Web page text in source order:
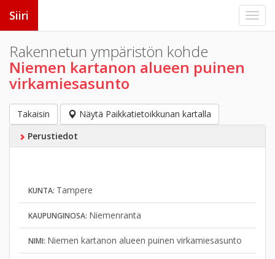
Siiri
Rakennetun ympäristön kohde
Niemen kartanon alueen puinen
virkamiesasunto
Takaisin
Näytä Paikkatietoikkunan kartalla
Perustiedot
KUNTA: Tampere
KAUPUNGINOSA: Niemenranta
NIMI: Niemen kartanon alueen puinen virkamiesasunto